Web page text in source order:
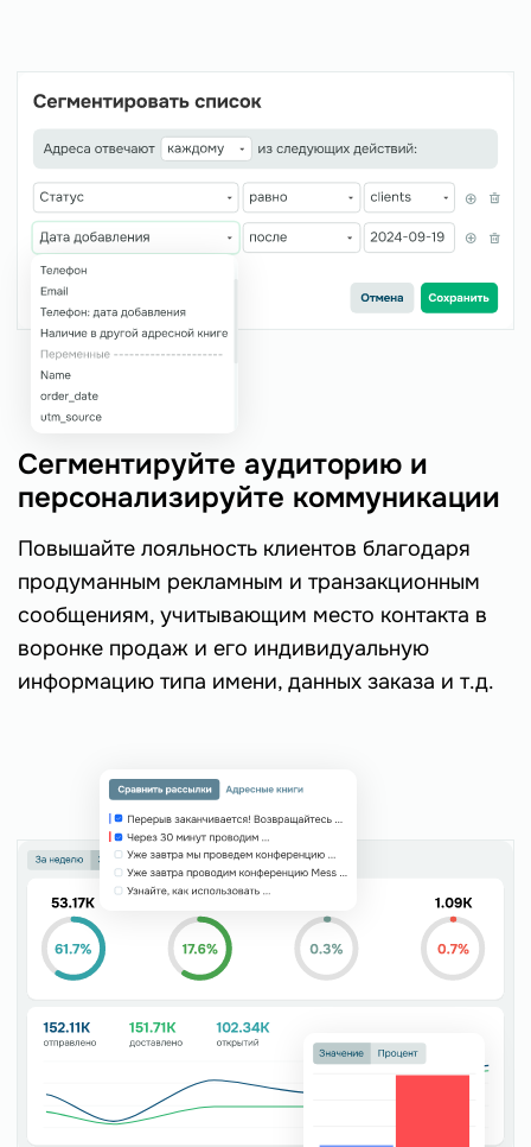
Сегментируйте аудиторию и
персонализируйте коммуникации
Повышайте лояльность клиентов благодаря
продуманным рекламным и транзакционным
сообщениям, учитывающим место контакта в
воронке продаж и его индивидуальную
информацию типа имени, данных заказа и т.д.